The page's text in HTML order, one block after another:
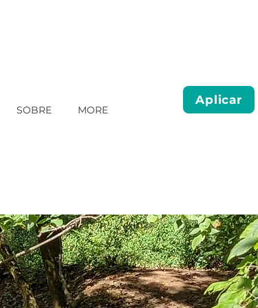
SOBRE MORE
Aplicar